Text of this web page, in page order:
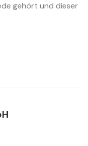
gehört und dieser